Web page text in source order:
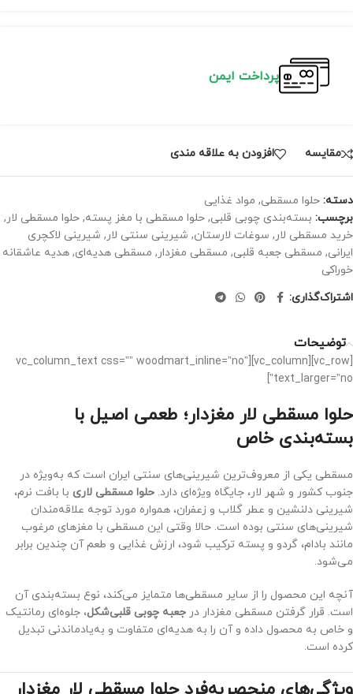
پرداخت ایمن
مقايسه افزودن به علاقه مندی
دسته: حلوا مسقطی, مواد غذایی
برچسب: بسته‌بندی چوبی قلبی, حلوا مسقطی با مغز پسته, حلوا مسقطی لار,
خرید مسقطی لار, سوغات لارستان, شیرینی سنتی لار, شیرینی لاکچری
ایرانی, مسقطی جعبه قلبی, مسقطی مغزدار, مسقطی هدیه‌ای, هدیه عاشقانه
خوراکی
اشتراک‌گذاری:
توضیحات
[vc_row][vc_column][vc_column_text css=”” woodmart_inline=”no”
text_larger=”no”]
حلوا مسقطی لار مغزدار؛ طعمی اصیل با
بسته‌بندی خاص
مسقطی یکی از معروف‌ترین شیرینی‌های سنتی ایران است که به‌ویژه در
جنوب کشور و شهر لار، جایگاه ویژه‌ای دارد. حلوا مسقطی لاری با بافت نرم،
شیرینی دلنشین و عطر گلاب و زعفران، همواره مورد توجه علاقه‌مندان
شیرینی‌های سنتی بوده است. حالا وقتی این مسقطی با مغزهای مرغوب
مانند بادام، گردو و پسته ترکیب شود، ارزش غذایی و طعم آن چندین برابر
می‌شود.
آنچه این محصول را از سایر مسقطی‌ها متمایز می‌کند، نوع بسته‌بندی آن
است. قرار گرفتن مسقطی مغزدار در جعبه چوبی قلبی‌شکل، جلوه‌ای رمانتیک
و خاص به محصول داده و آن را به هدیه‌ای متفاوت و به‌یادماندنی تبدیل
کرده است.